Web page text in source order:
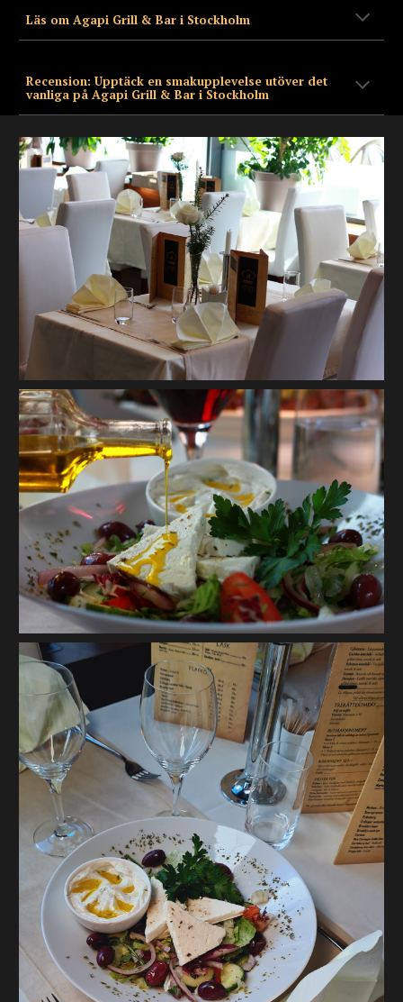
Läs om Agapi Grill & Bar i Stockholm
Recension: Upptäck en smakupplevelse utöver det
vanliga på Agapi Grill & Bar i Stockholm